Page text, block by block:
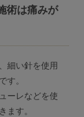
術は痛みが
細い針を使用
す。
ーレなどを使
ます。